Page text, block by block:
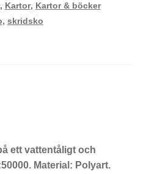
, Kartor, Kartor & böcker
, skridsko
ett vattentåligt och
Material: Polyart.